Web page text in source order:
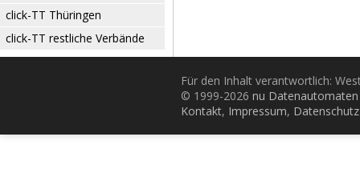
click-TT Thüringen
click-TT restliche Verbände
Für den Inhalt verantwortlich:
© 1999-2026 nu
Kontakt, Impressum, Datenschutz